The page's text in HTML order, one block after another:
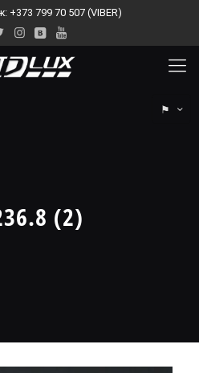
+373 799 70 507 (VIBER)
⚑
(2)